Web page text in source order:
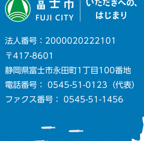
法人番号：2000020222101
〒417-8601
静岡県富士市永田町1丁目100番地
電話番号： 0545-51-0123（代表）
ファクス番号： 0545-51-1456